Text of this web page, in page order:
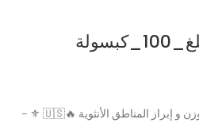
🔥أقراص الحلبة الأمريكية لزيادة الوزن و إبراز المناطق الأنثوية 🔥🇺🇸 ⚜ –